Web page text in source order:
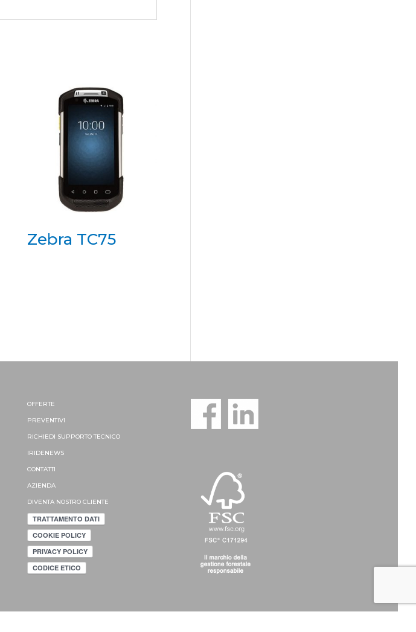
Zebra TC75
OFFERTE
PREVENTIVI
RICHIEDI SUPPORTOTECNICO
IRIDENEWS
CONTATTI
AZIENDA
DIVENTA NOSTRO CLIENTE